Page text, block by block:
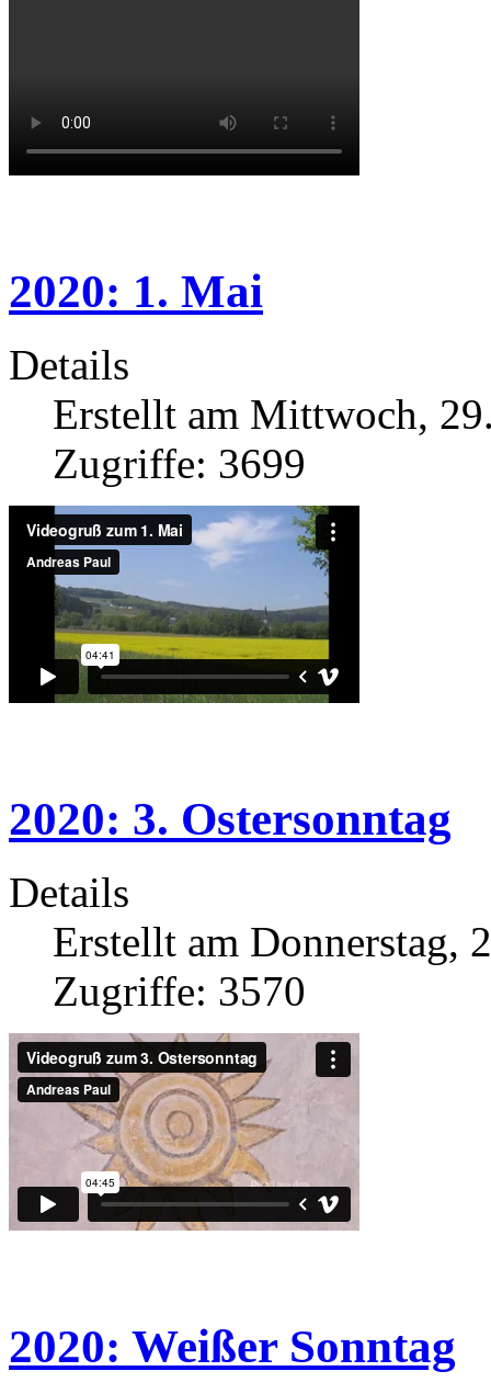
2020: 1. Mai
Details
Erstellt am Mittwoch,
Zugriffe: 3699
2020: 3. Ostersonntag
Details
Erstellt am Donnerstag,
Zugriffe: 3570
2020: Weißer Sonntag